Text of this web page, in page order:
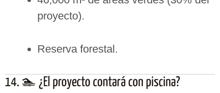
proyecto).
Reserva forestal.
14. 🏊 ¿El proyecto contará con piscina?